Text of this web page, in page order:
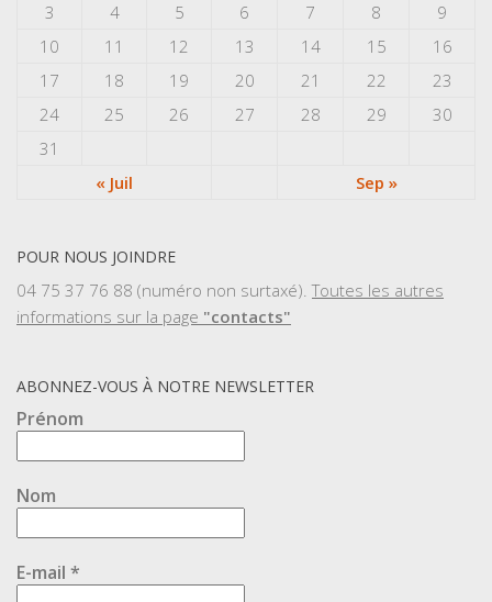
3
4 5 6 7 8
9
10
11 12 13 14 15
16
17
18 19 20 21 22
23
24
25 26 27 28 29
30
31
« Juil
Sep »
POUR NOUS JOINDRE
04 75 37 76 88 (numéro non surtaxé).Toutes les autres
informations sur la page "contacts"
ABONNEZ-VOUS À NOTRE NEWSLETTER
Prénom
Nom
E-mail *